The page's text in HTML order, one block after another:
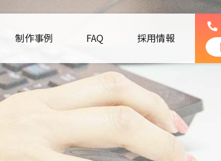
制作事例 FAQ 採用情報